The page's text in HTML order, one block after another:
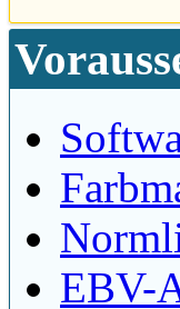
EBV-